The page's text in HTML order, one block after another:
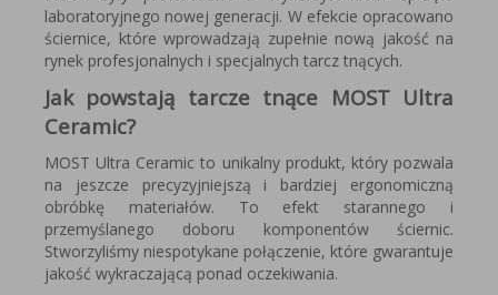
laboratoryjnego nowej generacji. W efekcie opracowano
ściernice, które wprowadzają zupełnie nową jakość na
rynek profesjonalnych i specjalnych tarcz tnących.
Jak powstają tarcze tnące MOST Ultra
Ceramic?
MOST Ultra Ceramic to unikalny produkt, który pozwala
na jeszcze precyzyjniejszą i bardziej ergonomiczną
obróbkę materiałów. To efekt starannego i
przemyślanego doboru komponentów ściernic.
Stworzyliśmy niespotykane połączenie, które gwarantuje
jakość wykraczającą ponad oczekiwania.